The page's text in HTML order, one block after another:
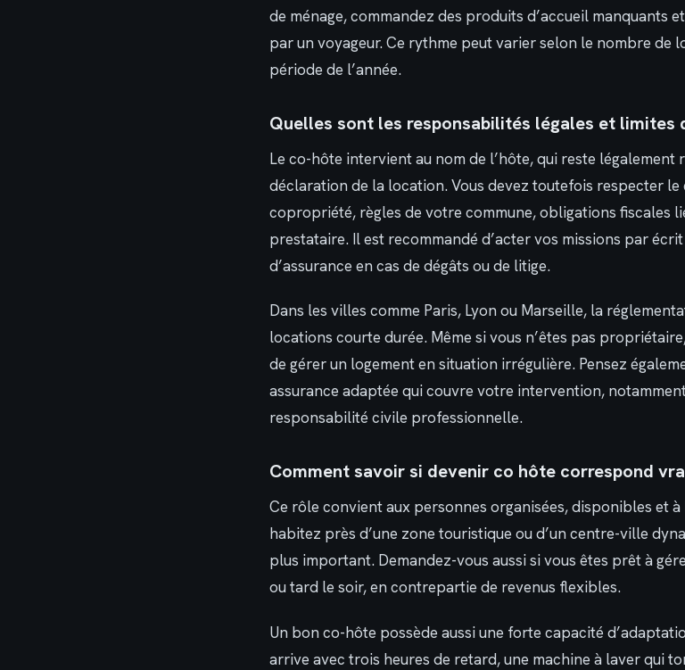
de ménage, commandez des produits d’accueil manquants
par un voyageur. Ce rythme peut varier selon le nombre de
période de l’année.
Quelles sont les responsabilités légales et limites
Le co-hôte intervient au nom de l’hôte, qui reste
déclaration de la location. Vous devez toutefois respecter
copropriété, règles de votre commune, obligations fiscales
prestataire. Il est recommandé d’acter vos missions par
d’assurance en cas de dégâts ou de litige.
Dans les villes comme Paris, Lyon ou Marseille, la
locations courte durée. Même si vous n’êtes pas
de gérer un logement en situation irrégulière. Pensez
assurance adaptée qui couvre votre intervention,
responsabilité civile professionnelle.
Comment savoir si devenir co hôte correspond
Ce rôle convient aux personnes organisées, disponibles et
habitez près d’une zone touristique ou d’un centre-ville
plus important. Demandez-vous aussi si vous êtes prêt à
ou tard le soir, en contrepartie de revenus flexibles.
Un bon co-hôte possède aussi une forte capacité
arrive avec trois heures de retard, une machine à laver qui